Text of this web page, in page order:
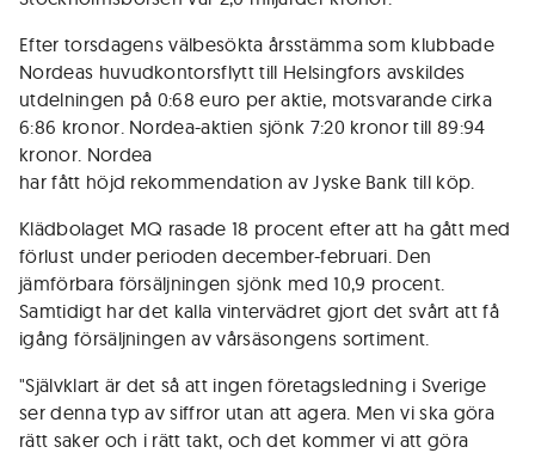
Efter torsdagens välbesökta årsstämma som klubbade
Nordeas huvudkontorsflytt till Helsingfors avskildes
utdelningen på 0:68 euro per aktie, motsvarande cirka
6:86 kronor. Nordea-aktien sjönk 7:20 kronor till 89:94
kronor. Nordea
har fått höjd rekommendation av Jyske Bank till köp.
Klädbolaget MQ rasade 18 procent efter att ha gått med
förlust under perioden december-februari. Den
jämförbara försäljningen sjönk med 10,9 procent.
Samtidigt har det kalla vintervädret gjort det svårt att få
igång försäljningen av vårsäsongens sortiment.
"Självklart är det så att ingen företagsledning i Sverige
ser denna typ av siffror utan att agera. Men vi ska göra
rätt saker och i rätt takt, och det kommer vi att göra